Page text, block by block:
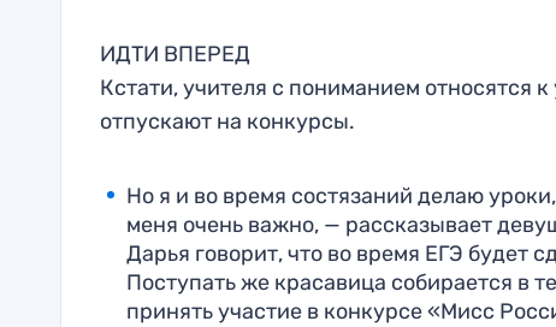
ИДТИ ВПЕРЕД
Кстати, учителя с пониманием относятся
отпускают на конкурсы.
Но я и во время состязаний делаю
меня очень важно, — рассказывает
Дарья говорит, что во время ЕГЭ будет
Поступать же красавица собирается в
принять участие в конкурсе «Мисс